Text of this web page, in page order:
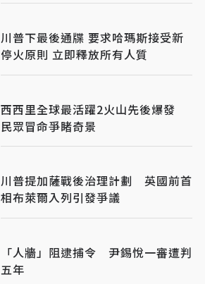
川普下最後通牒 要求哈瑪斯接受新
停火原則 立即釋放所有人質
西西里全球最活躍2火山先後爆發
民眾冒命爭睹奇景
川普提加薩戰後治理計劃 英國前首
相布萊爾入列引發爭議
「人牆」阻逮捕令 尹錫悅一審遭判
五年